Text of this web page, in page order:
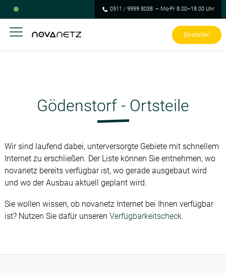
0511 / 9999 8038 – Mo-Fr 8.00–18.00 Uhr
Bestellen
Gödenstorf - Ortsteile
Wir sind laufend dabei, unterversorgte Gebiete mit schnellem
Internet zu erschließen. Der Liste können Sie entnehmen, wo
novanetz bereits verfügbar ist, wo gerade ausgebaut wird
und wo der Ausbau aktuell geplant wird.
Sie wollen wissen, ob novanetz Internet bei Ihnen verfügbar
ist? Nutzen Sie dafür unseren Verfügbarkeitscheck.